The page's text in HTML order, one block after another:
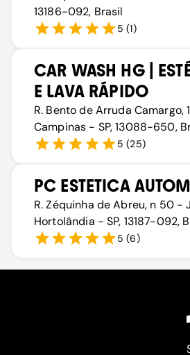
13186-092, Brasil
5 (1)
CAR WASH HG |
E LAVA RÁPIDO
R. Bento de Arruda Camargo,
Campinas - SP, 13088-650,
5 (25)
PC ESTETICA
R. Zéquinha de Abreu, n 50 -
Hortolândia - SP, 13187-092,
5 (6)